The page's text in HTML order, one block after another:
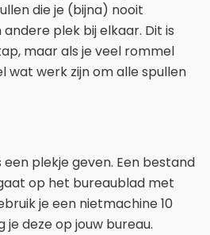
die je (bijna) nooit
plek bij elkaar. Dit is
maar als je veel rommel
wat werk zijn om alle spullen
plekje geven. Een bestand
op het bureaublad met
je een nietmachine 10
je deze op jouw bureau.